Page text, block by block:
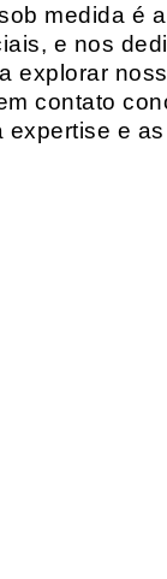
medida é
e nos
explorar
contato
e